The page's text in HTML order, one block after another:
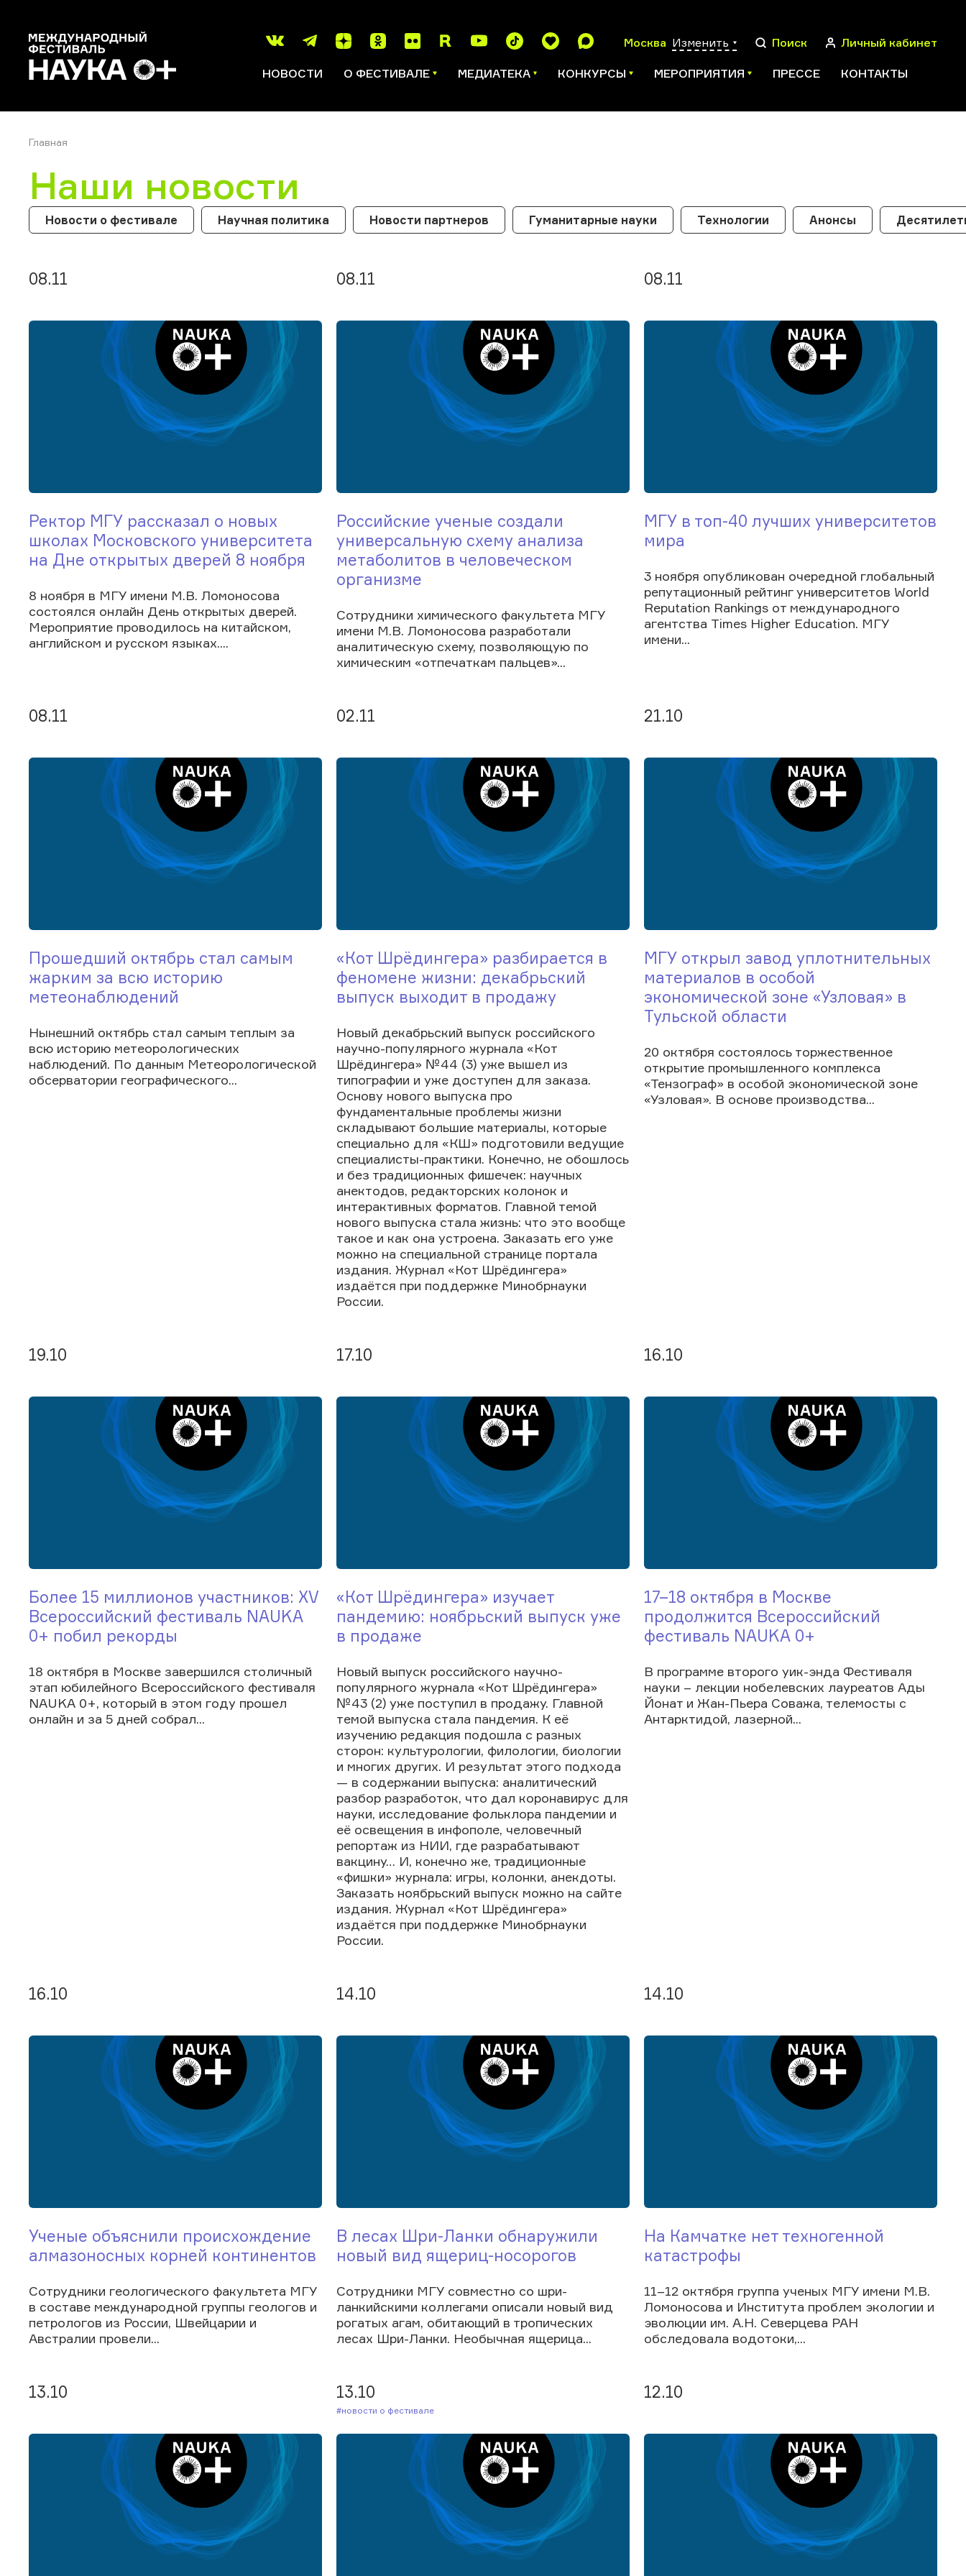
Москва Изменить Поиск Личный кабинет
НОВОСТИ О ФЕСТИВАЛЕ МЕДИАТЕКА КОНКУРСЫ МЕРОПРИЯТИЯ ПРЕССЕ КОНТАКТЫ
Главная
Наши новости
Новости о фестивале Научная политика Новости партнеров Гуманитарные науки Технологии Анонсы
08.11
Ректор МГУ рассказал о новых
школах Московского университета
на Дне открытых дверей 8 ноября
8 ноября в МГУ имени М.В. Ломоносова
состоялся онлайн День открытых дверей.
Мероприятие проводилось на китайском,
английском и русском языках....
08.11
Российские ученые создали
универсальную схему анализа
метаболитов в человеческом
организме
Сотрудники химического факультета МГУ
имени М.В. Ломоносова разработали
аналитическую схему, позволяющую по
химическим «отпечаткам пальцев»...
08.11
МГУ в топ-40 лучших университетов
мира
3 ноября опубликован очередной глобальный
репутационный рейтинг университетов World
Reputation Rankings от международного
агентства Times Higher Education. МГУ
имени...
08.11
Прошедший октябрь стал самым
жарким за всю историю
метеонаблюдений
Нынешний октябрь стал самым теплым за
всю историю метеорологических
наблюдений. По данным Метеорологической
обсерватории географического...
02.11
«Кот Шрёдингера» разбирается в
феномене жизни: декабрьский
выпуск выходит в продажу
Новый декабрьский выпуск российского
научно-популярного журнала «Кот
Шрёдингера» №44 (3) уже вышел из
типографии и уже доступен для заказа.
Основу нового выпуска про
фундаментальные проблемы жизни
складывают большие материалы, которые
специально для «КШ» подготовили ведущие
специалисты-практики. Конечно, не обошлось
и без традиционных фишечек: научных
анектодов, редакторских колонок и
интерактивных форматов. Главной темой
нового выпуска стала жизнь: что это вообще
такое и как она устроена. Заказать его уже
можно на специальной странице портала
издания. Журнал «Кот Шрёдингера»
издаётся при поддержке Минобрнауки
России.
21.10
МГУ открыл завод уплотнительных
материалов в особой
экономической зоне «Узловая» в
Тульской области
20 октября состоялось торжественное
открытие промышленного комплекса
«Тензограф» в особой экономической зоне
«Узловая». В основе производства...
19.10
Более 15 миллионов участников: XV
Всероссийский фестиваль NAUKA
0+ побил рекорды
18 октября в Москве завершился столичный
этап юбилейного Всероссийского фестиваля
NAUKA 0+, который в этом году прошел
онлайн и за 5 дней собрал...
17.10
«Кот Шрёдингера» изучает
пандемию: ноябрьский выпуск уже
в продаже
Новый выпуск российского научно-
популярного журнала «Кот Шрёдингера»
№43 (2) уже поступил в продажу. Главной
темой выпуска стала пандемия. К её
изучению редакция подошла с разных
сторон: культурологии, филологии, биологии
и многих других. И результат этого подхода
— в содержании выпуска: аналитический
разбор разработок, что дал коронавирус для
науки, исследование фольклора пандемии и
её освещения в инфополе, человечный
репортаж из НИИ, где разрабатывают
вакцину… И, конечно же, традиционные
«фишки» журнала: игры, колонки, анекдоты.
Заказать ноябрьский выпуск можно на сайте
издания. Журнал «Кот Шрёдингера»
издаётся при поддержке Минобрнауки
России.
16.10
17–18 октября в Москве
продолжится Всероссийский
фестиваль NAUKA 0+
В программе второго уик-энда Фестиваля
науки – лекции нобелевских лауреатов Ады
Йонат и Жан-Пьера Соважа, телемосты с
Антарктидой, лазерной...
16.10
Ученые объяснили происхождение
алмазоносных корней континентов
Сотрудники геологического факультета МГУ
в составе международной группы геологов и
петрологов из России, Швейцарии и
Австралии провели...
14.10
В лесах Шри-Ланки обнаружили
новый вид ящериц-носорогов
Сотрудники МГУ совместно со шри-
ланкийскими коллегами описали новый вид
рогатых агам, обитающий в тропических
лесах Шри-Ланки. Необычная ящерица...
14.10
На Камчатке нет техногенной
катастрофы
11–12 октября группа ученых МГУ имени М.В.
Ломоносова и Института проблем экологии и
эволюции им. А.Н. Северцева РАН
обследовала водотоки,...
13.10 13.10
#Новости о фестивале
12.10